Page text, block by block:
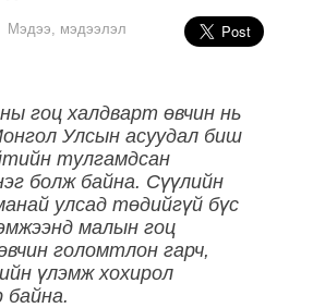
Мэдээ, мэдээлэл
гоц халдварт өвчин нь
Улсын асуудал биш
тулгамдсан
болж байна. Сүүлийн
улсад төдийгүй бүс
малын гоц
голомтлон гарч,
үлэмж хохирол
байна.